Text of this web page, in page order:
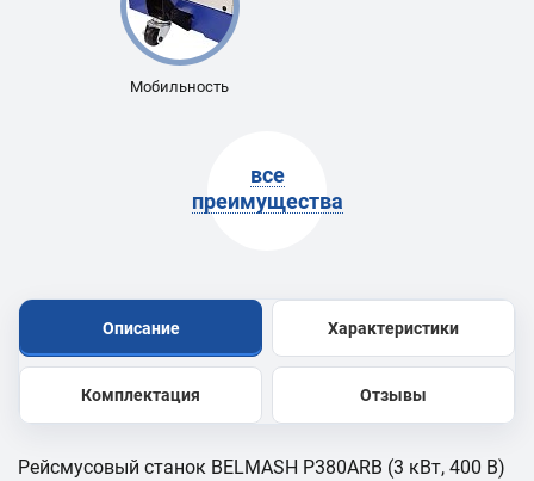
Мобильность
все
преимущества
Описание Характеристики
Комплектация Отзывы
Рейсмусовый станок BELMASH P380АRB (3 кВт, 400 В)